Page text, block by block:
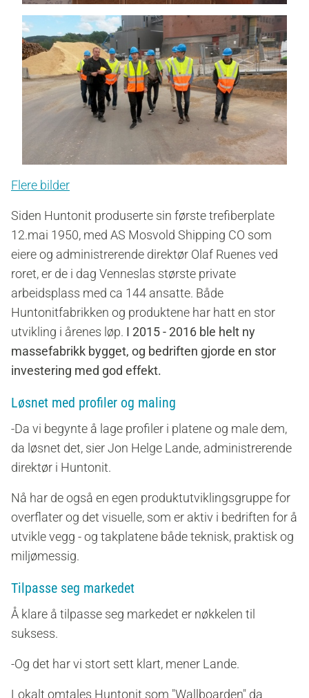
Flere bilder
Siden Huntonit produserte sin første trefiberplate
12.mai 1950, med AS Mosvold Shipping CO som
eiere og administrerende direktør Olaf Ruenes ved
roret, er de i dag Venneslas største private
arbeidsplass med ca 144 ansatte. Både
Huntonitfabrikken og produktene har hatt en stor
utvikling i årenes løp. I 2015 - 2016 ble helt ny
massefabrikk bygget, og bedriften gjorde en stor
investering med god effekt.
Løsnet med profiler og maling
-Da vi begynte å lage profiler i platene og male dem,
da løsnet det, sier Jon Helge Lande, administrerende
direktør i Huntonit.
Nå har de også en egen produktutviklingsgruppe for
overflater og det visuelle, som er aktiv i bedriften for å
utvikle vegg - og takplatene både teknisk, praktisk og
miljømessig.
Tilpasse seg markedet
Å klare å tilpasse seg markedet er nøkkelen til
suksess.
-Og det har vi stort sett klart, mener Lande.
Lokalt omtales Huntonit som "Wallboarden" da